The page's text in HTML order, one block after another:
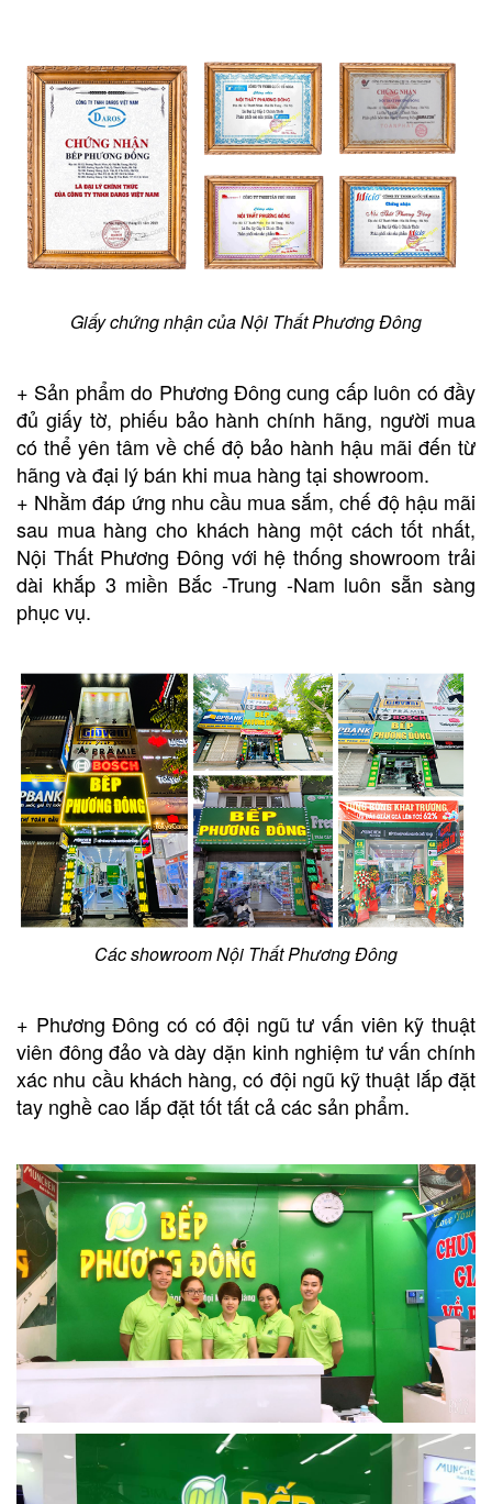
Giấy chứng nhận của Nội Thất Phương Đông
+ Sản phẩm do Phương Đông cung cấp luôn có đầy
đủ giấy tờ, phiếu bảo hành chính hãng, người mua
có thể yên tâm về chế độ bảo hành hậu mãi đến từ
hãng và đại lý bán khi mua hàng tại showroom.
+ Nhằm đáp ứng nhu cầu mua sắm, chế độ hậu mãi
sau mua hàng cho khách hàng một cách tốt nhất,
Nội Thất Phương Đông với hệ thống showroom trải
dài khắp 3 miền Bắc -Trung -Nam luôn sẵn sàng
phục vụ.
Các showroom Nội Thất Phương Đông
+ Phương Đông có có đội ngũ tư vấn viên kỹ thuật
viên đông đảo và dày dặn kinh nghiệm tư vấn chính
xác nhu cầu khách hàng, có đội ngũ kỹ thuật lắp đặt
tay nghề cao lắp đặt tốt tất cả các sản phẩm.